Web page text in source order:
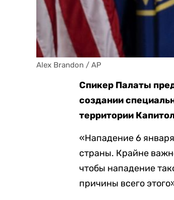
Alex Brandon / AP
Спикер Палаты
создании
территории
«Нападение 6
страны. Крайне
чтобы нападение
причины всего